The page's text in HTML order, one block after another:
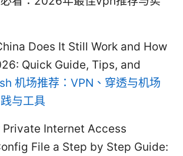
Does It Still Work and How
Quick Guide, Tips, and
机场推荐：VPN、穿透与机场
与工具
Private Internet Access
File a Step by Step Guide: